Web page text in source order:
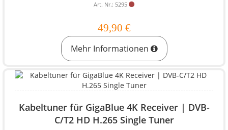
Art. Nr.: 5295
49,90 €
Mehr Informationen
Kabeltuner für GigaBlue 4K Receiver | DVB-
C/T2 HD H.265 Single Tuner